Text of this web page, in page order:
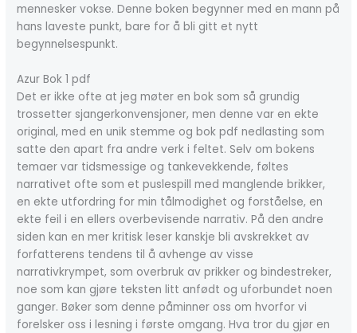
mennesker vokse. Denne boken begynner med en mann på
hans laveste punkt, bare for å bli gitt et nytt
begynnelsespunkt.
Azur Bok 1 pdf
Det er ikke ofte at jeg møter en bok som så grundig
trossetter sjangerkonvensjoner, men denne var en ekte
original, med en unik stemme og bok pdf nedlasting som
satte den apart fra andre verk i feltet. Selv om bokens
temaer var tidsmessige og tankevekkende, føltes
narrativet ofte som et puslespill med manglende brikker,
en ekte utfordring for min tålmodighet og forståelse, en
ekte feil i en ellers overbevisende narrativ. På den andre
siden kan en mer kritisk leser kanskje bli avskrekket av
forfatterens tendens til å avhenge av visse
narrativkrympet, som overbruk av prikker og bindestreker,
noe som kan gjøre teksten litt anfødt og uforbundet noen
ganger. Bøker som denne påminner oss om hvorfor vi
forelsker oss i lesning i første omgang. Hva tror du gjør en